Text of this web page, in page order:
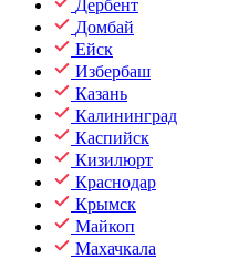
Дербент
Домбай
Ейск
Избербаш
Казань
Калининград
Каспийск
Кизилюрт
Краснодар
Крымск
Майкоп
Махачкала